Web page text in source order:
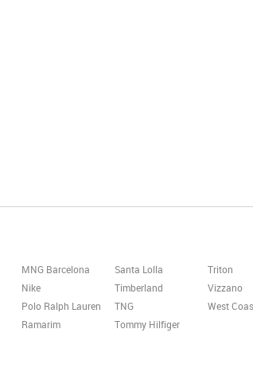
MNG Barcelona
Nike
Polo Ralph Lauren
Ramarim
Santa Lolla
Timberland
TNG
Tommy Hilfiger
Triton
Vizzano
West